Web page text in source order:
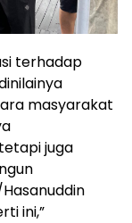
terhadap
masyarakat
juga
ini,”